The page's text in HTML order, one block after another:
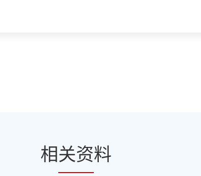
相关资料